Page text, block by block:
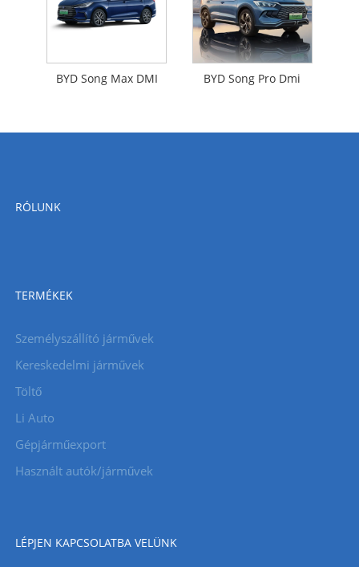
BYD Song Max DMI BYD Song Pro Dmi
RÓLUNK
TERMÉKEK
Személyszállító járművek
Kereskedelmi járművek
Töltő
Li Auto
Gépjárműexport
Használt autók/járművek
LÉPJEN KAPCSOLATBA VELÜNK